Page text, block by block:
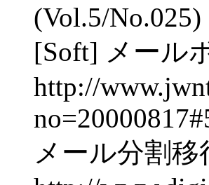
(Vol.5/No.025)
[Soft] メール
http://
メール分割